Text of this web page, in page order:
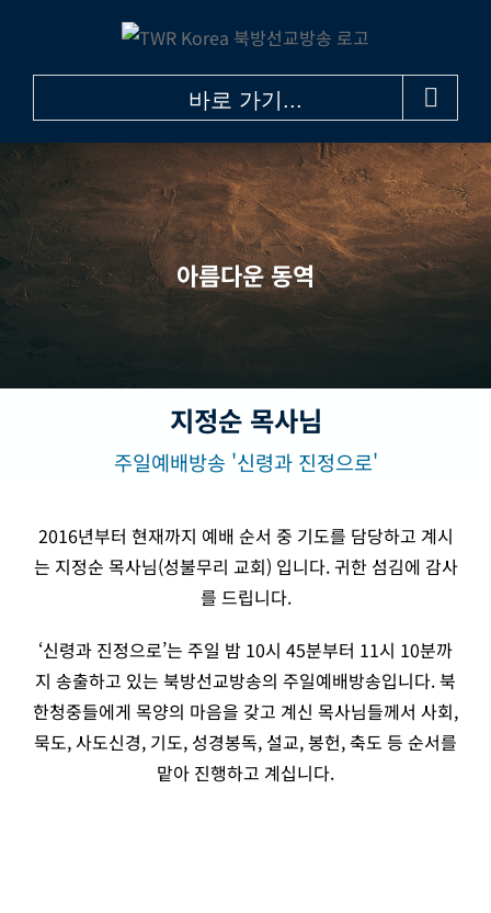
건
너
바로 가기...
아름다운 동역
지정순 목사님
주일예배방송 '신령과 진정으로'
2016년부터 현재까지 예배 순서 중 기도를 담당하고 계시
는 지정순 목사님(성불무리 교회) 입니다. 귀한 섬김에 감사
를 드립니다.
‘신령과 진정으로’는 주일 밤 10시 45분부터 11시 10분까
지 송출하고 있는 북방선교방송의 주일예배방송입니다. 북
한청중들에게 목양의 마음을 갖고 계신 목사님들께서 사회,
묵도, 사도신경, 기도, 성경봉독, 설교, 봉헌, 축도 등 순서를
맡아 진행하고 계십니다.